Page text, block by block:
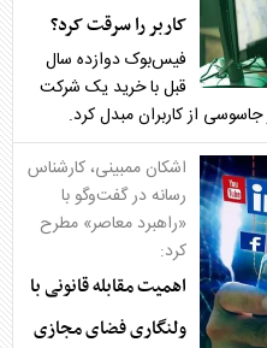
کاربر را سرقت کرد؟
فیس‌بوک دوازده سال
قبل با خرید یک شرکت
جاسوسی از کاربران مبدل کرد.
اشکان ممبینی، کارشناس
رسانه در گفت‌وگو با
«راهبرد معاصر» مطرح
کرد:
اهمیت مقابله قانونی با
ولنگاری فضای مجازی